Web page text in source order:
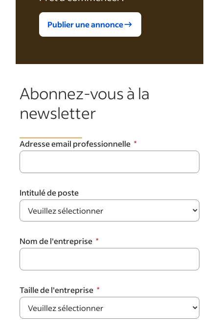
Publier une annonce
Abonnez-vous à la
newsletter
Adresse email professionnelle
Intitulé de poste
Nom de l'entreprise
Taille de l'entreprise